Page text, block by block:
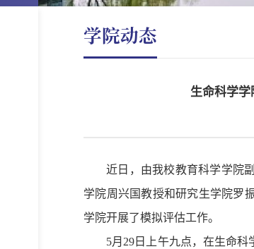
学院动态
生命科学
近日，由我校教育科学学院
学院周兴国教授和研究生学院罗
学院开展了模拟评估工作。
5月 29 日上午九点，在生命